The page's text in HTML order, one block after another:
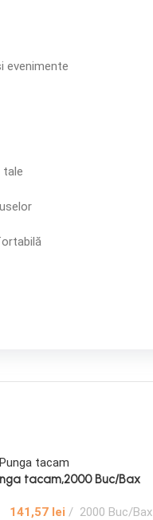
evenimente
tale
tacam,2000 Buc/Bax
141,57 lei 2000 Buc/Bax